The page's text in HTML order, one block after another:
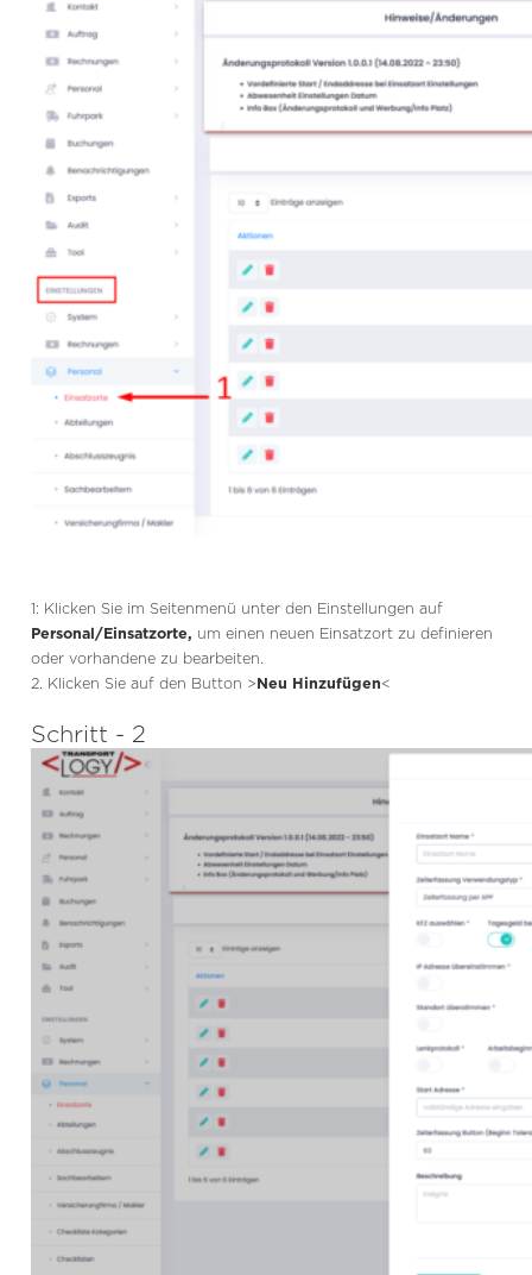
1: Klicken Sie im Seitenmenü unter den Einstellungen auf
Personal/Einsatzorte, um einen neuen Einsatzort zu definieren
oder vorhandene zu bearbeiten.
2. Klicken Sie auf den Button > Neu Hinzufügen<
Schritt - 2